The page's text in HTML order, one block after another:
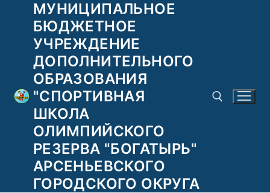
Перейти
содержимому
МУНИЦИПАЛЬНОЕ
БЮДЖЕТНОЕ
УЧРЕЖДЕНИЕ
ДОПОЛНИТЕЛЬНОГО
ОБРАЗОВАНИЯ
"СПОРТИВНАЯ
ШКОЛА
ОЛИМПИЙСКОГО
РЕЗЕРВА "БОГАТЫРЬ"
АРСЕНЬЕВСКОГО
ГОРОДСКОГО ОКРУГА
Найти: